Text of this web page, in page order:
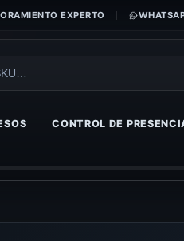
EXPERTO
CONTROL DE